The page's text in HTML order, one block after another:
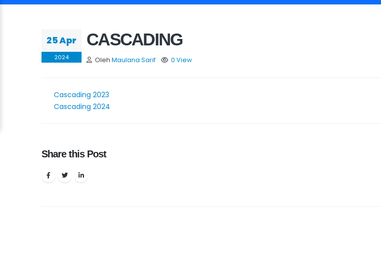
25 Apr
2024
CASCADING
Oleh Maulana Sarif 0 View
Cascading 2023
Cascading 2024
Share this Post